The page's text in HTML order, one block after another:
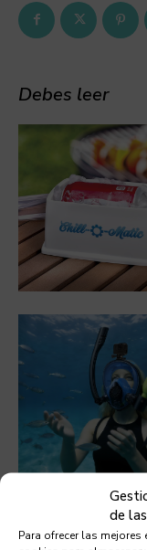
de
Para ofrecer las
Debes leer